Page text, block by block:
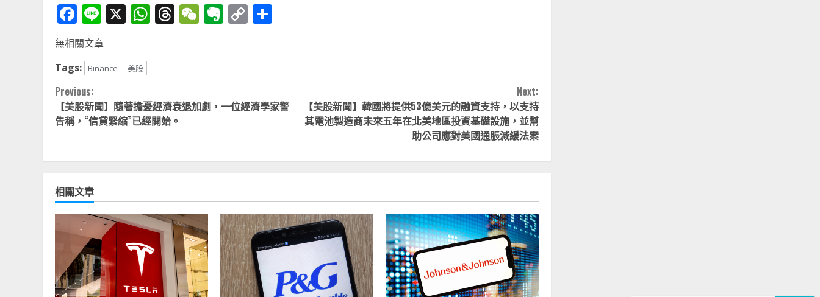
Facebook
Line
X WhatsApp
Threads
WeChat
Evernote
Copy
無相關文章
Tags:
Binance 美股
Continue
Reading
Previous:
【美股新聞】隨著擔憂經濟衰退加劇，一位經濟學家警
告稱，“信貸緊縮”已經開始。
Next:
【美股新聞】韓國將提供53億美元的融資支持，以支持
其電池製造商未來五年在北美地區投資基礎設施，並幫
助公司應對美國通脹減緩法案
相關文章